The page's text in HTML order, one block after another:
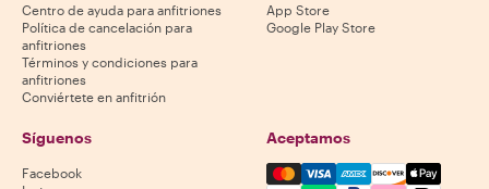
Centro de ayuda para anfitriones
Política de cancelación para
anfitriones
Términos y condiciones para
anfitriones
Conviértete en anfitrión
App Store
Google Play Store
Síguenos
Facebook
Aceptamos
Mastercard, Visa, Amex,